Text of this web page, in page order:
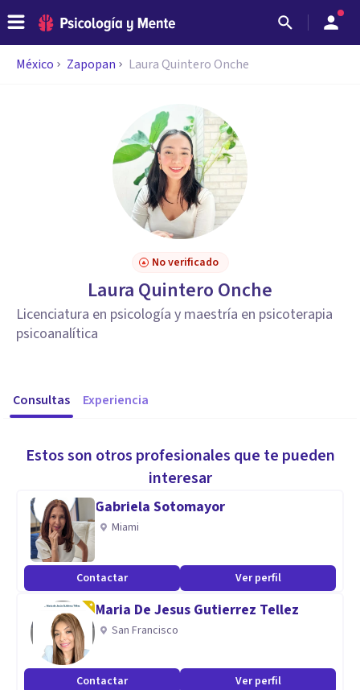
México Zapopan Laura Quintero Onche
No verificado
Laura Quintero Onche
Licenciatura en psicología y maestría en psicoterapia
psicoanalítica
Consultas Experiencia
Estos son otros profesionales que te pueden
interesar
Gabriela Sotomayor
Miami
Contactar Ver perfil
Maria De Jesus Gutierrez Tellez
San Francisco
Contactar Ver perfil